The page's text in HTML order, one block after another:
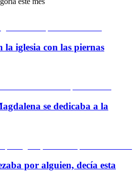
la iglesia con las piernas
se dedicaba a la
por alguien, decía esta